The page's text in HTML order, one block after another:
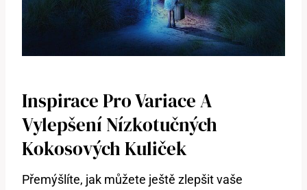
Inspirace Pro Variace A
Vylepšení Nízkotučných
Kokosových Kuliček
Přemýšlíte, jak můžete ještě zlepšit vaše